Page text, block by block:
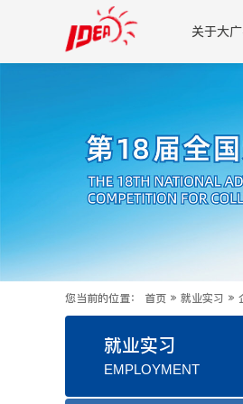
关于大
您当前的位置： 首页 » 就业实习 »
就业实习
EMPLOYMENT